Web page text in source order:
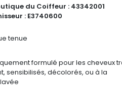
du Coiffeur : 43342001
: E3740600
tenue
formulé pour les cheveux
sensibilisés, décolorés, ou à la